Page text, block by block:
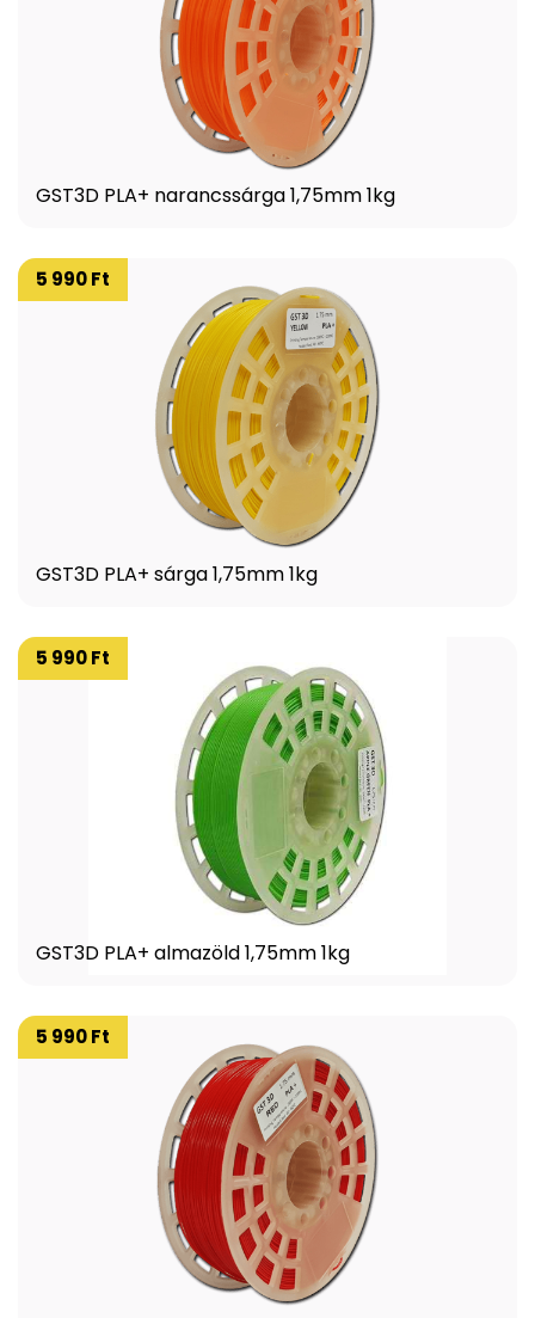
GST3D PLA+ narancssárga 1,75mm 1kg
GST3D PLA+ sárga 1,75mm 1kg
5 990 Ft
GST3D PLA+ almazöld 1,75mm 1kg
5 990 Ft
5 990 Ft